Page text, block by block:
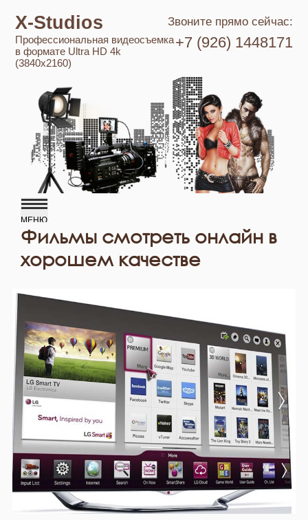
Звоните прямо сейчас:
X-Studios
+7 (926) 1448171
Профессиональная видеосъемка
в формате Ultra HD 4k
(3840x2160)
Фильмы смотреть онлайн в
хорошем качестве